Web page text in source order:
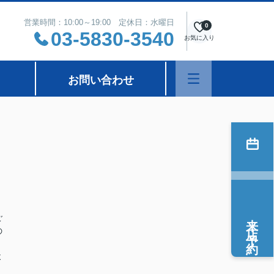
営業時間：10:00～19:00 定休日：水曜日
03-5830-3540 お気に入り
0
お問い合わせ
来店予約